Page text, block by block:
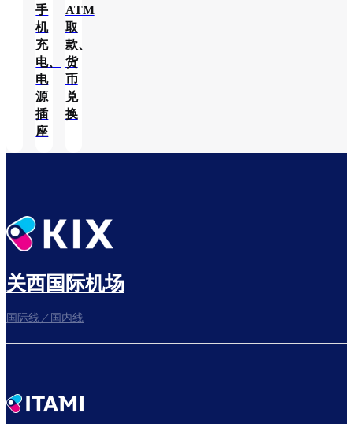
手
机
充
电、
电
源
插
座
ATM
取
款、
货
币
兑
换
关西国际机场
国际线／国内线